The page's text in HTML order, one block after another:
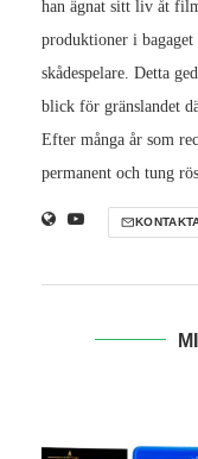
han ägnat sitt liv åt
produktioner i
skådespelare. Detta
blick för gränslandet
Efter många år som
permanent och tung